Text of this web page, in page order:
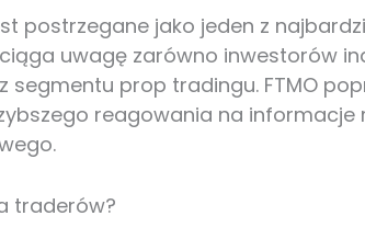
postrzegane jako jeden z
uwagę zarówno inwestorów
segmentu prop tradingu. FTMO
reagowania na informacje
traderów?